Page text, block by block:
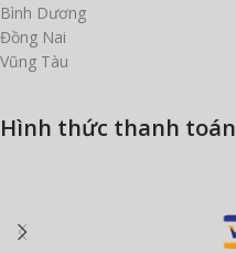
Bình Dương
Đồng Nai
Vũng Tàu
Hình thức thanh toán